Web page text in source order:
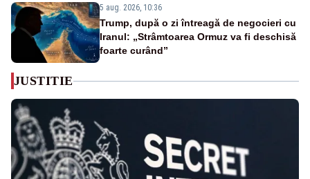
5 aug. 2026, 10:36
Trump, după o zi întreagă de negocieri cu
Iranul: „Strâmtoarea Ormuz va fi deschisă
foarte curând”
JUSTITIE